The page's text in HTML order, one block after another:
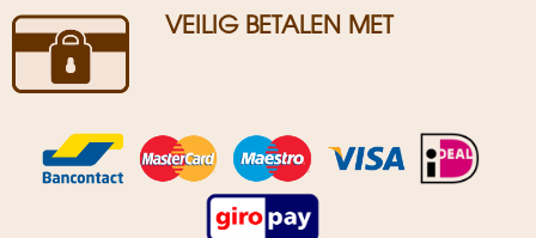
VEILIG BETALEN MET